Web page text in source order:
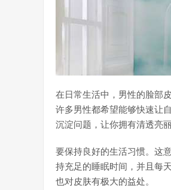
在日常生活中，男性的脸部
许多男性都希望能够快速让
沉淀问题，让你拥有清透亮丽
要保持良好的生活习惯。这
持充足的睡眠时间，并且每
也对皮肤有极大的益处。